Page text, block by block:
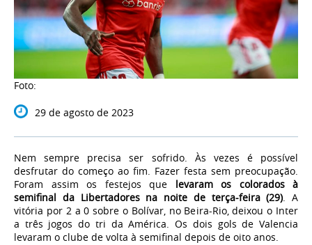
Foto:
29 de agosto de 2023
Nem sempre precisa ser sofrido. Às vezes é possível
desfrutar do começo ao fim. Fazer festa sem preocupação.
Foram assim os festejos que levaram os colorados à
semifinal da Libertadores na noite de terça-feira (29). A
vitória por 2 a 0 sobre o Bolívar, no Beira-Rio, deixou o Inter
a três jogos do tri da América. Os dois gols de Valencia
levaram o clube de volta à semifinal depois de oito anos.